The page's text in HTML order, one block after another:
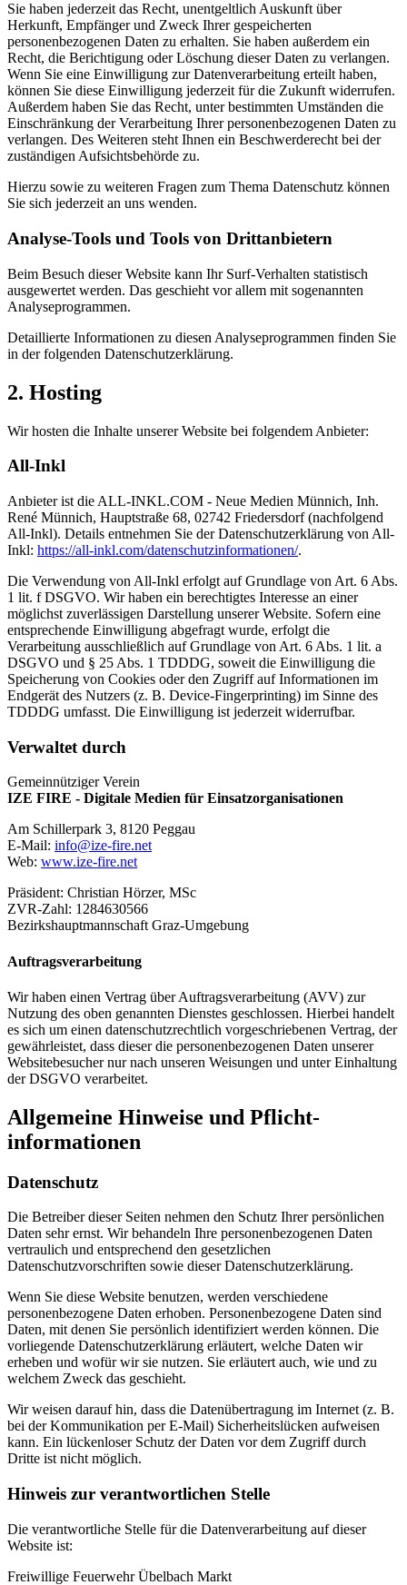
Sie haben jederzeit das Recht, unentgeltlich Auskunft über
Herkunft, Empfänger und Zweck Ihrer gespeicherten
personenbezogenen Daten zu erhalten. Sie haben außerdem ein
Recht, die Berichtigung oder Löschung dieser Daten zu verlangen.
Wenn Sie eine Einwilligung zur Datenverarbeitung erteilt haben,
können Sie diese Einwilligung jederzeit für die Zukunft widerrufen.
Außerdem haben Sie das Recht, unter bestimmten Umständen die
Einschränkung der Verarbeitung Ihrer personenbezogenen Daten zu
verlangen. Des Weiteren steht Ihnen ein Beschwerderecht bei der
zuständigen Aufsichtsbehörde zu.
Hierzu sowie zu weiteren Fragen zum Thema Datenschutz können
Sie sich jederzeit an uns wenden.
Analyse-Tools und Tools von Dritt­anbietern
Beim Besuch dieser Website kann Ihr Surf-Verhalten statistisch
ausgewertet werden. Das geschieht vor allem mit sogenannten
Analyseprogrammen.
Detaillierte Informationen zu diesen Analyseprogrammen finden Sie
in der folgenden Datenschutzerklärung.
2. Hosting
Wir hosten die Inhalte unserer Website bei folgendem Anbieter:
All-Inkl
Anbieter ist die ALL-INKL.COM - Neue Medien Münnich, Inh.
René Münnich, Hauptstraße 68, 02742 Friedersdorf (nachfolgend
All-Inkl). Details entnehmen Sie der Datenschutzerklärung von All-
Inkl: https://all-inkl.com/datenschutzinformationen/.
Die Verwendung von All-Inkl erfolgt auf Grundlage von Art. 6 Abs.
1 lit. f DSGVO. Wir haben ein berechtigtes Interesse an einer
möglichst zuverlässigen Darstellung unserer Website. Sofern eine
entsprechende Einwilligung abgefragt wurde, erfolgt die
Verarbeitung ausschließlich auf Grundlage von Art. 6 Abs. 1 lit. a
DSGVO und § 25 Abs. 1 TDDDG, soweit die Einwilligung die
Speicherung von Cookies oder den Zugriff auf Informationen im
Endgerät des Nutzers (z. B. Device-Fingerprinting) im Sinne des
TDDDG umfasst. Die Einwilligung ist jederzeit widerrufbar.
Verwaltet durch
Gemeinnütziger Verein
IZE FIRE - Digitale Medien für Einsatzorganisationen
Am Schillerpark 3, 8120 Peggau
E-Mail: info@ize-fire.net
Web: www.ize-fire.net
Präsident: Christian Hörzer, MSc
ZVR-Zahl: 1284630566
Bezirkshauptmannschaft Graz-Umgebung
Auftragsverarbeitung
Wir haben einen Vertrag über Auftragsverarbeitung (AVV) zur
Nutzung des oben genannten Dienstes geschlossen. Hierbei handelt
es sich um einen datenschutzrechtlich vorgeschriebenen Vertrag, der
gewährleistet, dass dieser die personenbezogenen Daten unserer
Websitebesucher nur nach unseren Weisungen und unter Einhaltung
der DSGVO verarbeitet.
Allgemeine Hinweise und Pflicht­
informationen
Datenschutz
Die Betreiber dieser Seiten nehmen den Schutz Ihrer persönlichen
Daten sehr ernst. Wir behandeln Ihre personenbezogenen Daten
vertraulich und entsprechend den gesetzlichen
Datenschutzvorschriften sowie dieser Datenschutzerklärung.
Wenn Sie diese Website benutzen, werden verschiedene
personenbezogene Daten erhoben. Personenbezogene Daten sind
Daten, mit denen Sie persönlich identifiziert werden können. Die
vorliegende Datenschutzerklärung erläutert, welche Daten wir
erheben und wofür wir sie nutzen. Sie erläutert auch, wie und zu
welchem Zweck das geschieht.
Wir weisen darauf hin, dass die Datenübertragung im Internet (z. B.
bei der Kommunikation per E-Mail) Sicherheitslücken aufweisen
kann. Ein lückenloser Schutz der Daten vor dem Zugriff durch
Dritte ist nicht möglich.
Hinweis zur verantwortlichen Stelle
Die verantwortliche Stelle für die Datenverarbeitung auf dieser
Website ist:
Freiwillige Feuerwehr Übelbach Markt